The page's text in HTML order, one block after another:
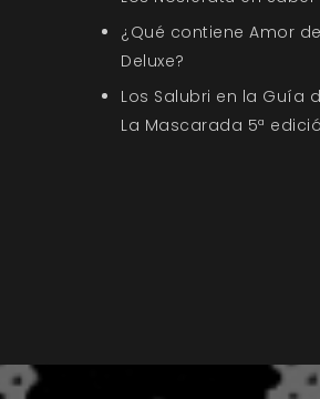
¿Qué contiene Amor
Deluxe?
Los Salubri en la Guía
La Mascarada 5ª